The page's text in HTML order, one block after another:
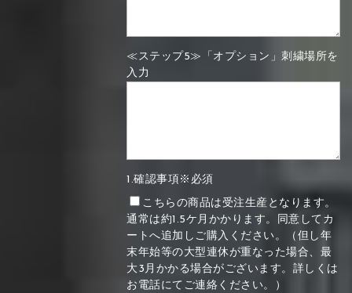
≪ステップ5≫「オプション」刺繍場所を
入力
1.確認事項※必須
こちらの商品は受注生産となります。
通常は約1.5ケ月かかります。同意してカ
ートへ追加しご購入ください。（但し年
末年始等の大型連休が重なった場合、最
大3月かかる場合がございます。詳しくは
お電話にてご連絡ください。）